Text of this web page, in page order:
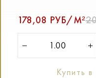
178,08 РУБ/М²
Купить в